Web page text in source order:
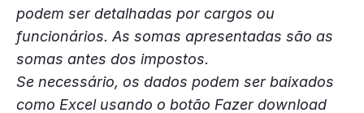
podem ser detalhadas por cargos ou
funcionários. As somas apresentadas são as
somas antes dos impostos.
Se necessário, os dados podem ser baixados
como Excel usando o botão Fazer download